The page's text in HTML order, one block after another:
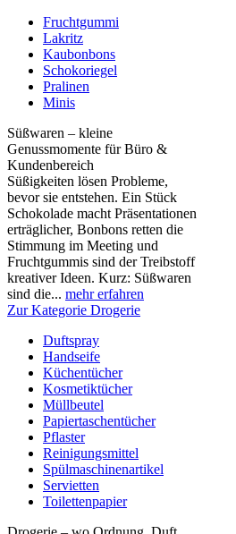
Fruchtgummi
Lakritz
Kaubonbons
Schokoriegel
Pralinen
Minis
Süßwaren – kleine
Genussmomente für Büro &
Kundenbereich
Süßigkeiten lösen Probleme,
bevor sie entstehen. Ein Stück
Schokolade macht Präsentationen
erträglicher, Bonbons retten die
Stimmung im Meeting und
Fruchtgummis sind der Treibstoff
kreativer Ideen. Kurz: Süßwaren
sind die... mehr erfahren
Zur Kategorie Drogerie
Duftspray
Handseife
Küchentücher
Kosmetiktücher
Müllbeutel
Papiertaschentücher
Pflaster
Reinigungsmittel
Spülmaschinenartikel
Servietten
Toilettenpapier